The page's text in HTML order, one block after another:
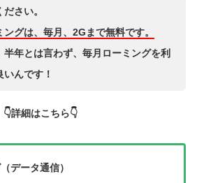
さい。
ングは、毎月、2Gまで無料です。
半年とは言わず、毎月ローミングを利
いんです！
👇詳細はこちら👇
データ通信）